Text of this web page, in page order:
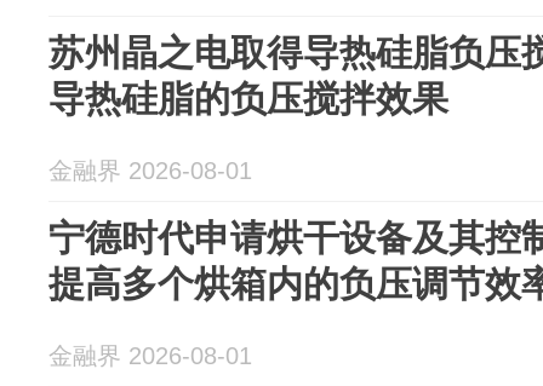
苏州晶之电取得导热硅脂负压
导热硅脂的负压搅拌效果
金融界 2026-08-01
宁德时代申请烘干设备及其控
提高多个烘箱内的负压调节效
金融界 2026-08-01